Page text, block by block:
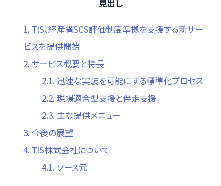
見出し
1. TIS、経産省SCS評価制度準拠を支援する新サー
ビスを提供開始
2. サービス概要と特長
2.1. 迅速な実装を可能にする標準化プロセス
2.2. 現場適合型支援と伴走支援
2.3. 主な提供メニュー
3. 今後の展望
4. TIS株式会社について
4.1. ソース元